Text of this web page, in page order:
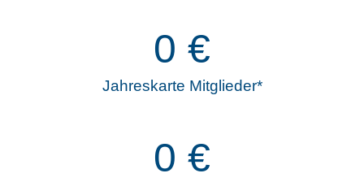
0 €
Jahreskarte Mitglieder*
0 €